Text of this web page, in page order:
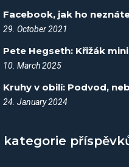
Facebook, jak ho
29. October 2021
10. March 2025
24. January 2024
kategorie